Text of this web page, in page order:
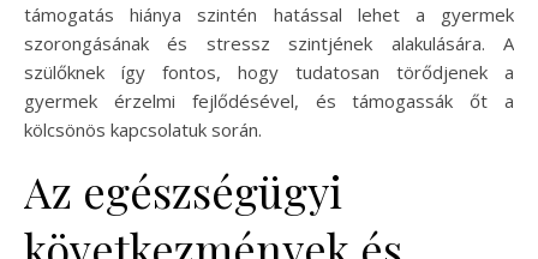
támogatás hiánya szintén hatással lehet a gyermek
szorongásának és stressz szintjének alakulására. A
szülőknek így fontos, hogy tudatosan törődjenek a
gyermek érzelmi fejlődésével, és támogassák őt a
kölcsönös kapcsolatuk során.
Az egészségügyi